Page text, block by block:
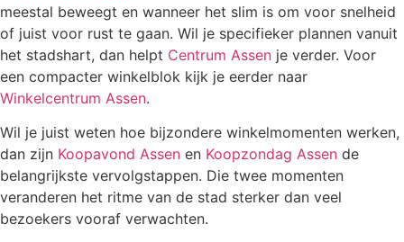
meestal beweegt en wanneer het slim is om voor snelheid
of juist voor rust te gaan. Wil je specifieker plannen vanuit
het stadshart, dan helpt Centrum Assen je verder. Voor
een compacter winkelblok kijk je eerder naar
Winkelcentrum Assen.
Wil je juist weten hoe bijzondere winkelmomenten werken,
dan zijn Koopavond Assen en Koopzondag Assen de
belangrijkste vervolgstappen. Die twee momenten
veranderen het ritme van de stad sterker dan veel
bezoekers vooraf verwachten.